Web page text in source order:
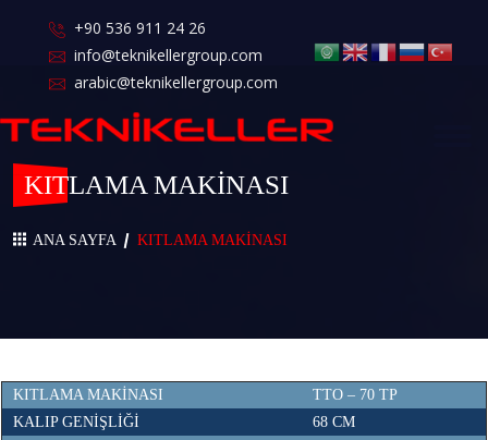
+90 536 911 24 26
info@teknikellergroup.com
arabic@teknikellergroup.com
KITLAMA MAKİNASI
ANA SAYFA KITLAMA MAKİNASI
KITLAMA MAKİNASI
TTO – 70 TP
KALIP GENİŞLİĞİ
68 CM